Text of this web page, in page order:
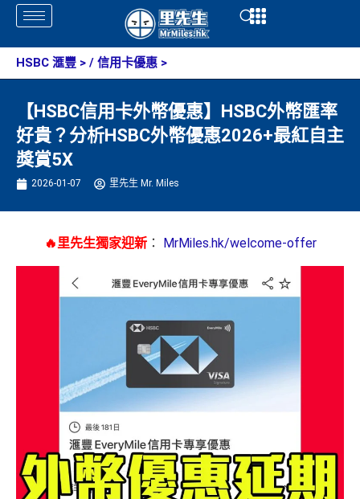
Skip
content
Open
HSBC 滙豐 > / 信用卡優惠 >
【HSBC信用卡外幣優惠】HSBC外幣匯率
好貴？分析HSBC外幣優惠2026+最紅自主
獎賞5X
2026-01-07 里先生 Mr. Miles
🔥里先生獨家迎新： MrMiles.hk/welcome-offer